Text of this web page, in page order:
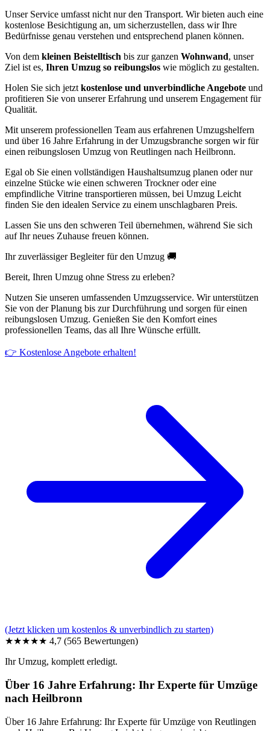
Unser Service umfasst nicht nur den Transport. Wir bieten auch eine
kostenlose Besichtigung an, um sicherzustellen, dass wir Ihre
Bedürfnisse genau verstehen und entsprechend planen können.
Von dem kleinen Beistelltisch bis zur ganzen Wohnwand, unser
Ziel ist es, Ihren Umzug so reibungslos wie möglich zu gestalten.
Holen Sie sich jetzt kostenlose und unverbindliche Angebote und
profitieren Sie von unserer Erfahrung und unserem Engagement für
Qualität.
Mit unserem professionellen Team aus erfahrenen Umzugshelfern
und über 16 Jahre Erfahrung in der Umzugsbranche sorgen wir für
einen reibungslosen Umzug von Reutlingen nach Heilbronn.
Egal ob Sie einen vollständigen Haushaltsumzug planen oder nur
einzelne Stücke wie einen schweren Trockner oder eine
empfindliche Vitrine transportieren müssen, bei Umzug Leicht
finden Sie den idealen Service zu einem unschlagbaren Preis.
Lassen Sie uns den schweren Teil übernehmen, während Sie sich
auf Ihr neues Zuhause freuen können.
Ihr zuverlässiger Begleiter für den Umzug 🚚
Bereit, Ihren Umzug ohne Stress zu erleben?
Nutzen Sie unseren umfassenden Umzugsservice. Wir unterstützen
Sie von der Planung bis zur Durchführung und sorgen für einen
reibungslosen Umzug. Genießen Sie den Komfort eines
professionellen Teams, das all Ihre Wünsche erfüllt.
👉 Kostenlose Angebote erhalten!
(Jetzt klicken um kostenlos & unverbindlich zu starten)
★★★★★ 4,7 (565 Bewertungen)
Ihr Umzug, komplett erledigt.
Über 16 Jahre Erfahrung: Ihr Experte für Umzüge
nach Heilbronn
Über 16 Jahre Erfahrung: Ihr Experte für Umzüge von Reutlingen